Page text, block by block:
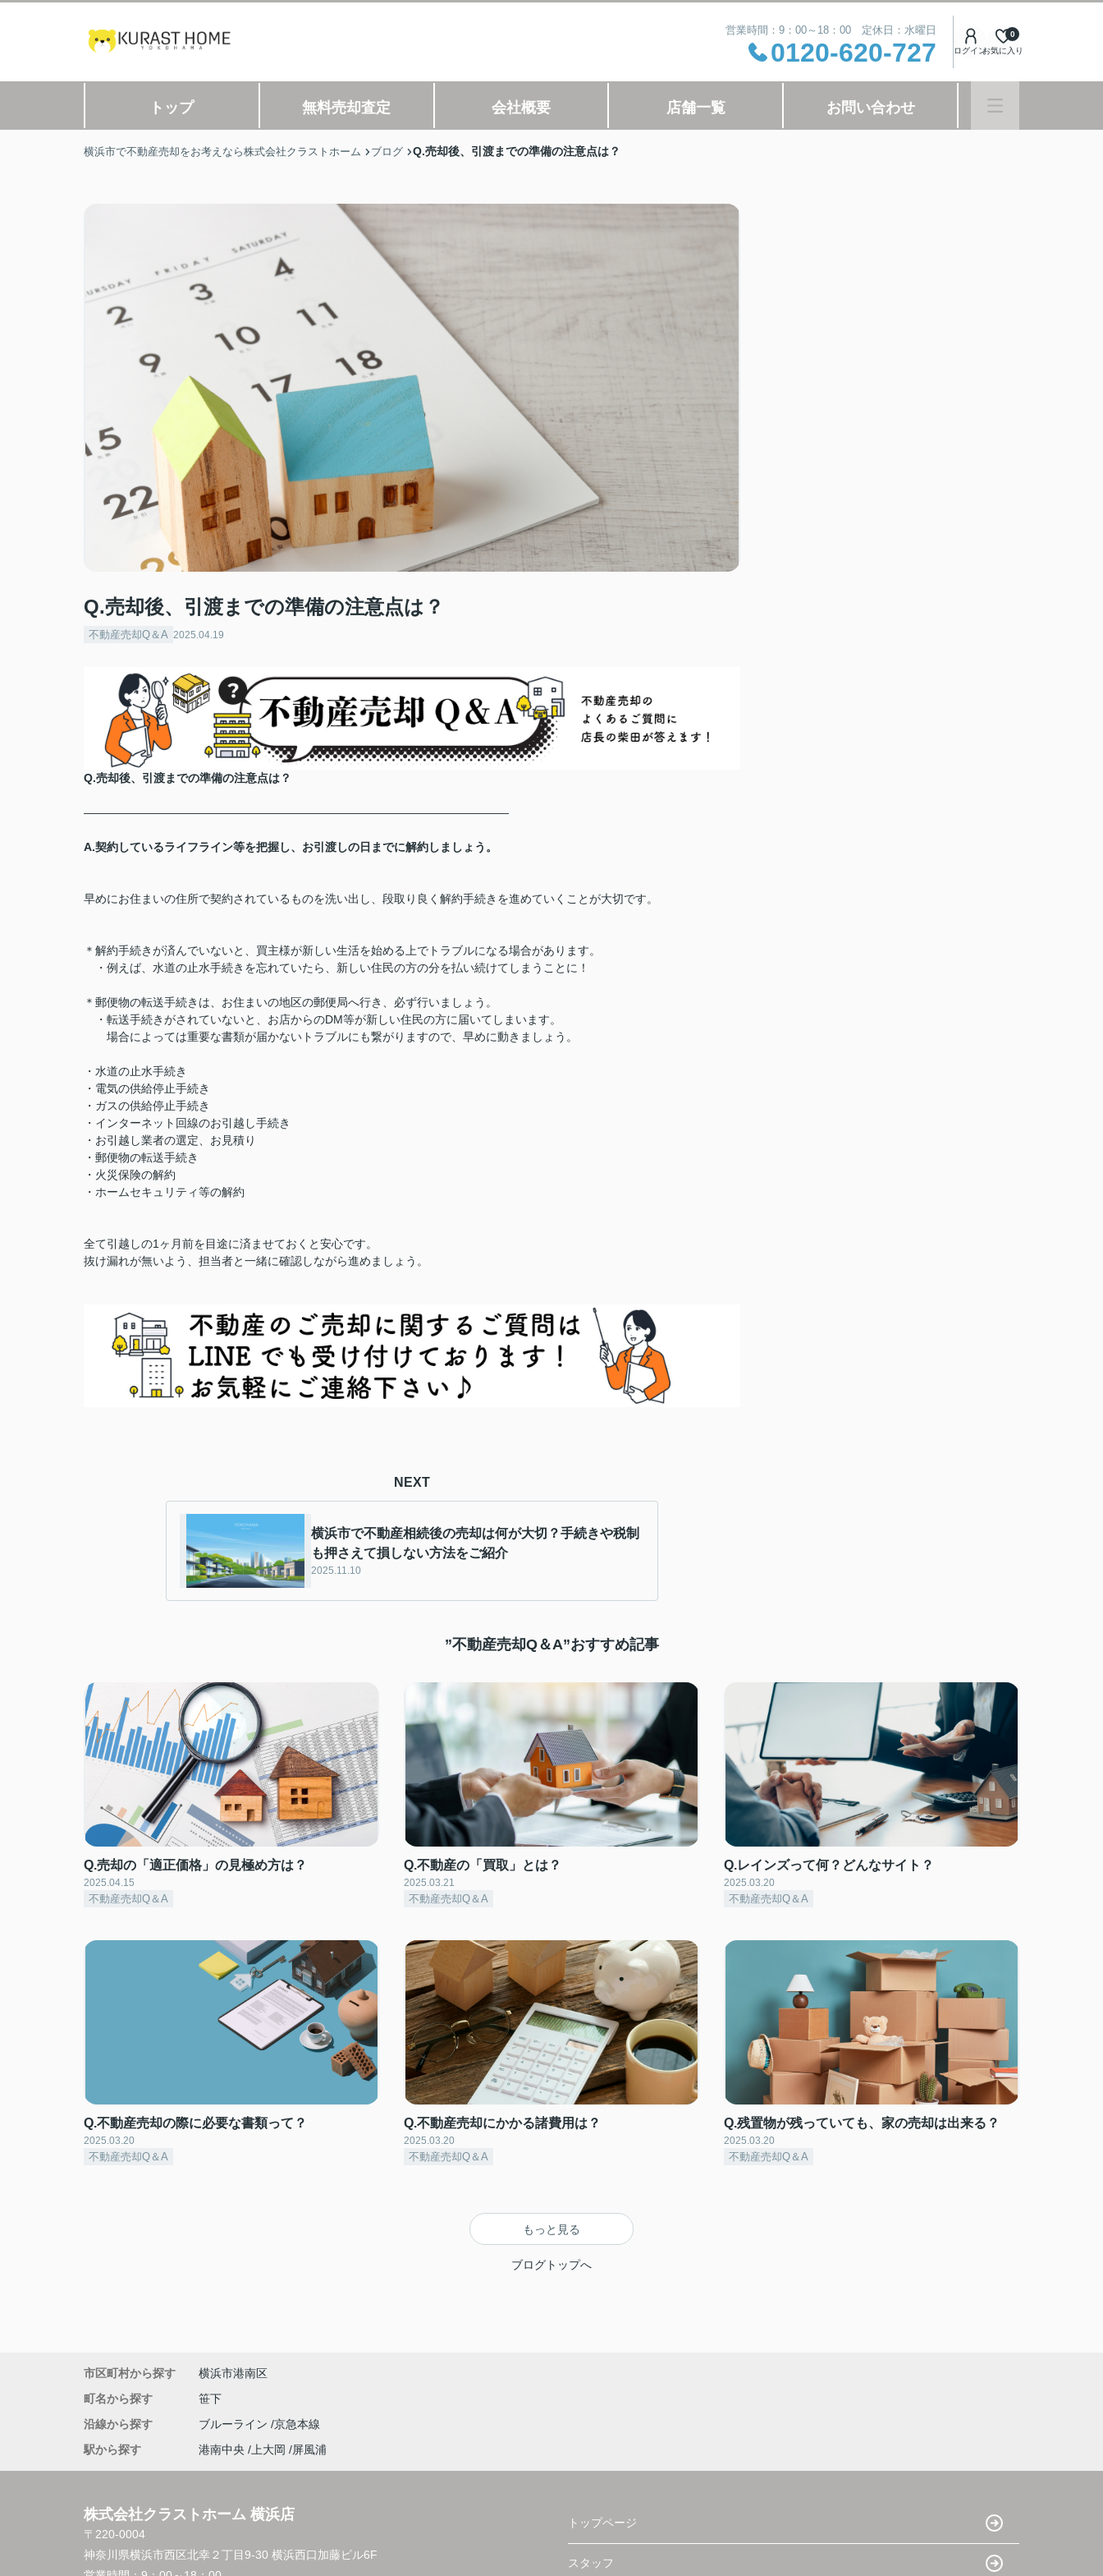
営業時間：9：00～18：00 定休日：水曜日
0120-620-727 ログインお気に入り
0
トップ 無料売却査定 会社概要 店舗一覧 お問い合わせ
横浜市で不動産売却をお考えなら株式会社クラストホーム ブログ Q.売却後、引渡までの準備の注意点は？
Q.売却後、引渡までの準備の注意点は？
不動産売却Q＆A 2025.04.19
Q.売却後、引渡までの準備の注意点は？
―――――――――――――――――――――――――――――――――――――
A.契約しているライフライン等を把握し、お引渡しの日までに解約しましょう。
早めにお住まいの住所で契約されているものを洗い出し、段取り良く解約手続きを進めていくことが大切です。
＊解約手続きが済んでいないと、買主様が新しい生活を始める上でトラブルになる場合があります。
・例えば、水道の止水手続きを忘れていたら、新しい住民の方の分を払い続けてしまうことに！
＊郵便物の転送手続きは、お住まいの地区の郵便局へ行き、必ず行いましょう。
・転送手続きがされていないと、お店からのDM等が新しい住民の方に届いてしまいます。
場合によっては重要な書類が届かないトラブルにも繋がりますので、早めに動きましょう。
・水道の止水手続き
・電気の供給停止手続き
・ガスの供給停止手続き
・インターネット回線のお引越し手続き
・お引越し業者の選定、お見積り
・郵便物の転送手続き
・火災保険の解約
・ホームセキュリティ等の解約
全て引越しの1ヶ月前を目途に済ませておくと安心です。
抜け漏れが無いよう、担当者と一緒に確認しながら進めましょう。
NEXT
横浜市で不動産相続後の売却は何が大切？手続きや税制
も押さえて損しない方法をご紹介
2025.11.10
”不動産売却Q＆A”おすすめ記事
Q.売却の「適正価格」の見極め方は？
2025.04.15
不動産売却Q＆A
Q.不動産の「買取」とは？
2025.03.21
不動産売却Q＆A
Q.レインズって何？どんなサイト？
2025.03.20
不動産売却Q＆A
Q.不動産売却の際に必要な書類って？
2025.03.20
不動産売却Q＆A
Q.不動産売却にかかる諸費用は？
2025.03.20
不動産売却Q＆A
Q.残置物が残っていても、家の売却は出来る？
2025.03.20
不動産売却Q＆A
もっと見る
ブログトップへ
市区町村から探す
横浜市港南区
町名から探す
笹下
沿線から探す
ブルーライン 京急本線
駅から探す
港南中央 上大岡 屏風浦
株式会社クラストホーム 横浜店
〒220-0004
神奈川県横浜市西区北幸２丁目9-30 横浜西口加藤ビル6F
トップページ
スタッフ